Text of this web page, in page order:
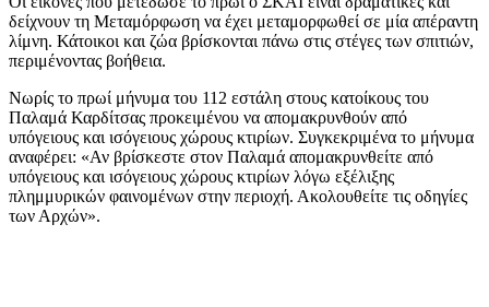
δείχνουν τη Μεταμόρφωση να έχει μεταμορφωθεί σε μία απέραντη
λίμνη. Κάτοικοι και ζώα βρίσκονται πάνω στις στέγες των σπιτιών,
περιμένοντας βοήθεια.
Νωρίς το πρωί μήνυμα του 112 εστάλη στους κατοίκους του
Παλαμά Καρδίτσας προκειμένου να απομακρυνθούν από
υπόγειους και ισόγειους χώρους κτιρίων. Συγκεκριμένα το μήνυμα
αναφέρει: «Αν βρίσκεστε στον Παλαμά απομακρυνθείτε από
υπόγειους και ισόγειους χώρους κτιρίων λόγω εξέλιξης
πλημμυρικών φαινομένων στην περιοχή. Ακολουθείτε τις οδηγίες
των Αρχών».